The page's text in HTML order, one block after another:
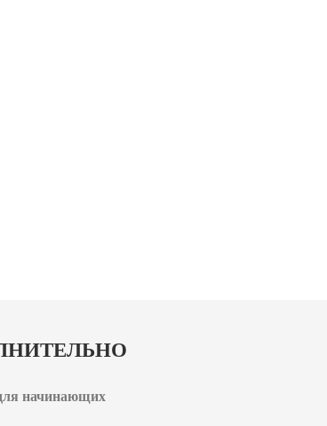
начинающих